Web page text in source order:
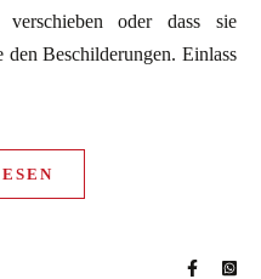
oder dass sie
Beschilderungen. Einlass